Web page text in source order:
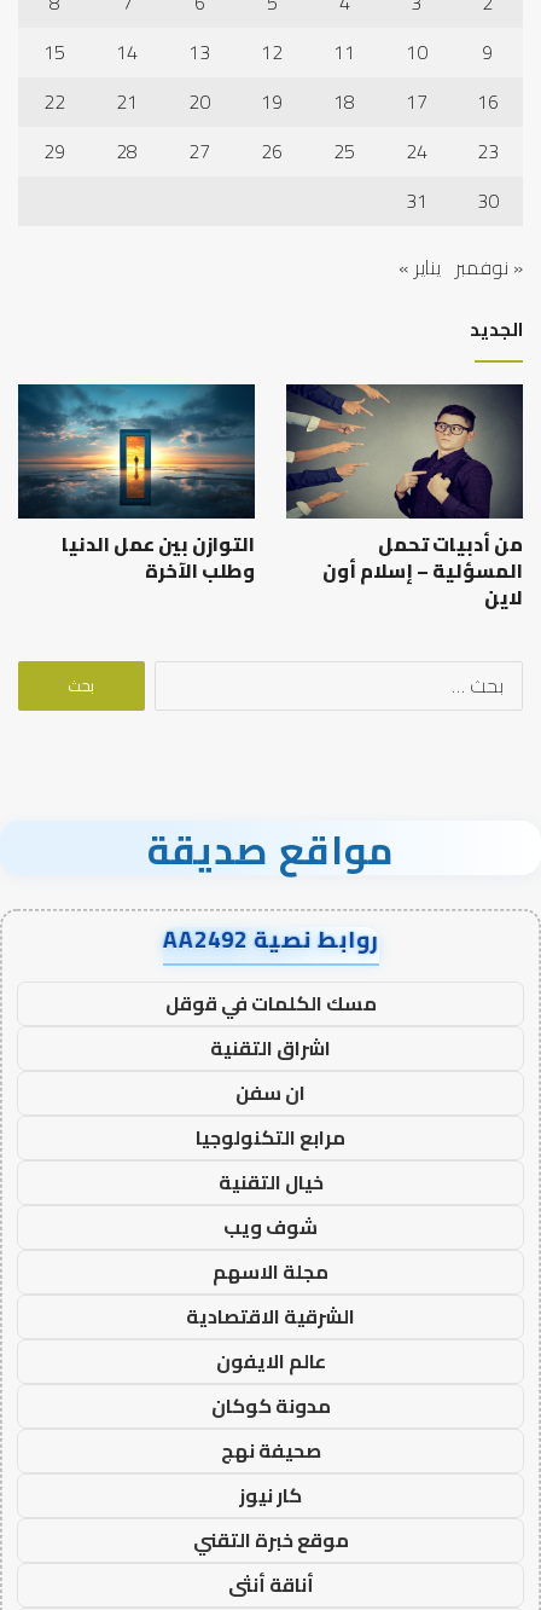
9
10
11
12
13
14
15
16
17
18
19
20
21
22
23
24
25
26
27
28
29
30
31
« نوفمبر يناير »
الجديد
من أدبيات تحمل
المسؤلية – إسلام أون
لاين
التوازن بين عمل الدنيا
وطلب الآخرة
البحث
مواقع صديقة
روابط نصية AA2492
مسك الكلمات في قوقل
اشراق التقنية
ان سفن
مرابع التكنولوجيا
خيال التقنية
شوف ويب
مجلة الاسهم
الشرقية الاقتصادية
عالم الايفون
مدونة كوكان
صحيفة نهج
كار نيوز
موقع خبرة التقني
أناقة أنثى